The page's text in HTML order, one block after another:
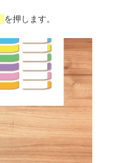
を押します。